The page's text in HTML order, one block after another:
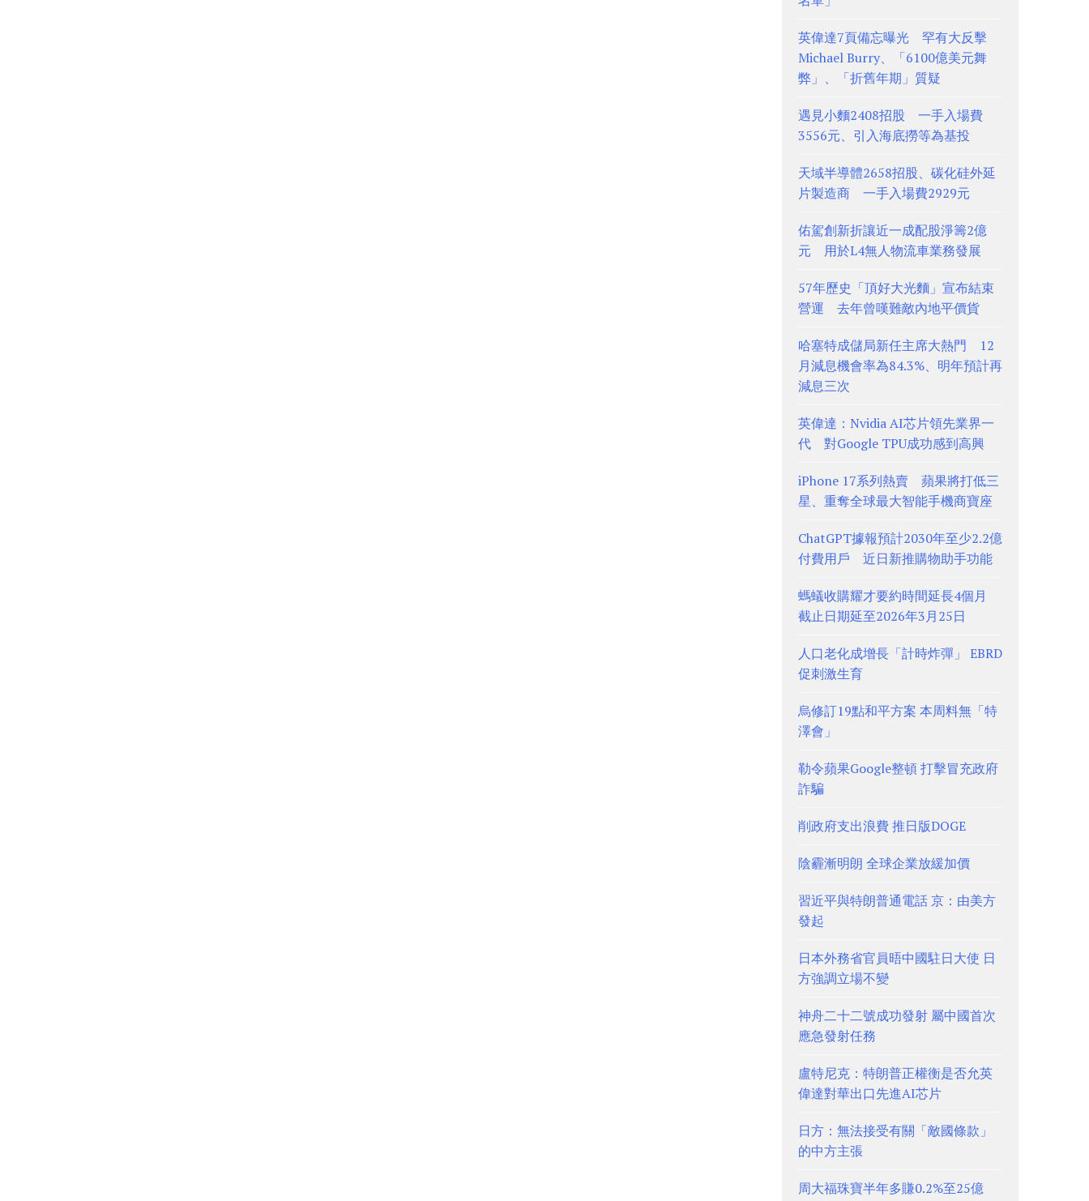
英偉達7頁備忘曝光 罕有大反擊
Michael Burry、「6100億美元舞
弊」、「折舊年期」質疑
遇見小麵2408招股 一手入場費
3556元、引入海底撈等為基投
天域半導體2658招股、碳化硅外延
片製造商 一手入場費2929元
佑駕創新折讓近一成配股淨籌2億
元 用於L4無人物流車業務發展
57年歷史「頂好大光麵」宣布結束
營運 去年曾嘆難敵內地平價貨
哈塞特成儲局新任主席大熱門 12
月減息機會率為84.3%、明年預計再
減息三次
英偉達：Nvidia AI芯片領先業界一
代 對Google TPU成功感到高興
iPhone 17系列熱賣 蘋果將打低三
星、重奪全球最大智能手機商寶座
ChatGPT據報預計2030年至少2.2億
付費用戶 近日新推購物助手功能
螞蟻收購耀才要約時間延長4個月
截止日期延至2026年3月25日
人口老化成增長「計時炸彈」 EBRD
促刺激生育
烏修訂19點和平方案 本周料無「特
澤會」
勒令蘋果Google整頓 打擊冒充政府
詐騙
削政府支出浪費 推日版DOGE
陰霾漸明朗 全球企業放緩加價
習近平與特朗普通電話 京：由美方
發起
日本外務省官員晤中國駐日大使 日
方強調立場不變
神舟二十二號成功發射 屬中國首次
應急發射任務
盧特尼克：特朗普正權衡是否允英
偉達對華出口先進AI芯片
日方：無法接受有關「敵國條款」
的中方主張
周大福珠寶半年多賺0.2%至25億